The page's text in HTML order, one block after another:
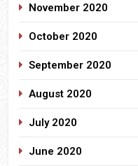
November 2020
October 2020
September 2020
August 2020
July 2020
June 2020